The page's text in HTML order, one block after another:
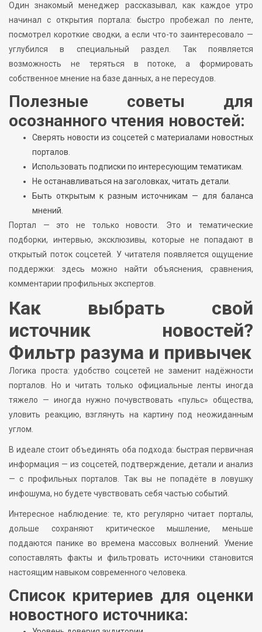
Один знакомый менеджер рассказывал, как каждое утро
начинал с открытия портала: быстро пробежал по ленте,
посмотрел короткие сводки, а если что-то заинтересовало —
углубился в специальный раздел. Так появляется
возможность не теряться в потоке, а формировать
собственное мнение на базе данных, а не пересудов.
Полезные советы для
осознанного чтения новостей:
Сверять новости из соцсетей с материалами новостных
порталов.
Использовать подписки по интересующим тематикам.
Не останавливаться на заголовках, читать детали.
Быть открытым к разным источникам — для баланса
мнений.
Портал — это не только новости. Это и тематические
подборки, интервью, эксклюзивы, которые не попадают в
открытый поток соцсетей. У читателя появляется ощущение
поддержки: здесь можно найти объяснения, сравнения,
комментарии профильных экспертов.
Как выбрать свой
источник новостей?
Фильтр разума и привычек
Логика проста: удобство соцсетей не заменит надёжности
порталов. Но и читать только официальные ленты иногда
тяжело — иногда нужно почувствовать «пульс» общества,
уловить реакцию, взглянуть на картину под неожиданным
углом.
В идеале стоит объединять оба подхода: быстрая первичная
информация — из соцсетей, подтверждение, детали и анализ
— с профильных порталов. Так вы не попадёте в ловушку
инфошума, но будете чувствовать себя частью событий.
Интересное наблюдение: те, кто регулярно читает порталы,
дольше сохраняют критическое мышление, меньше
поддаются панике во времена массовых волнений. Умение
сопоставлять факты и фильтровать источники становится
настоящим навыком современного человека.
Список критериев для оценки
новостного источника: